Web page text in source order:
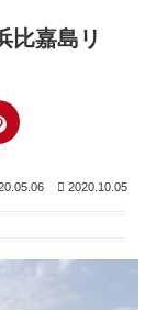
比嘉島リ
2020.10.05